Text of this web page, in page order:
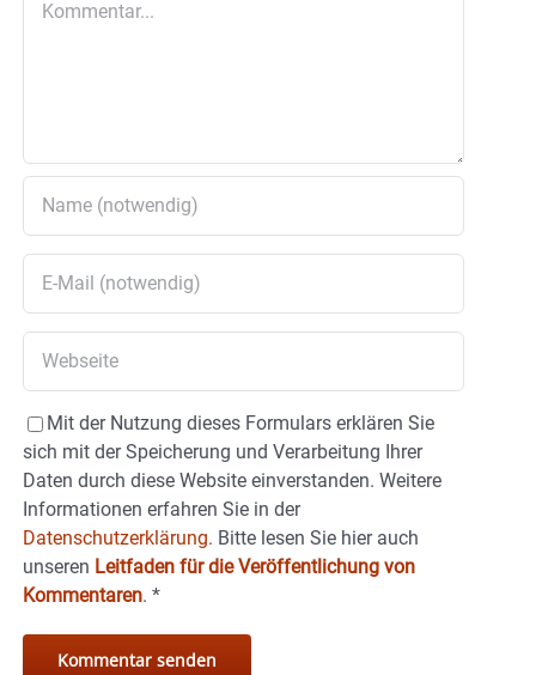
Mit der Nutzung dieses Formulars erklären Sie
sich mit der Speicherung und Verarbeitung Ihrer
Daten durch diese Website einverstanden. Weitere
Informationen erfahren Sie in der
Datenschutzerklärung. Bitte lesen Sie hier auch
unseren Leitfaden für die Veröffentlichung von
Kommentaren. *